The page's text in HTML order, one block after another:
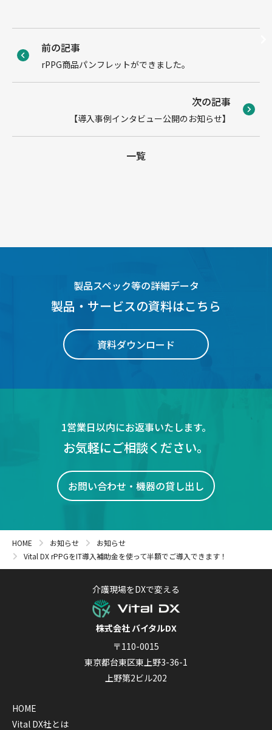
前の記事
rPPG商品パンフレットができました。
次の記事
【導入事例インタビュー公開のお知らせ】
一覧
製品スペック等の詳細データ
製品・サービスの資料はこちら
資料ダウンロード
1営業日以内にお返事いたします。
お気軽にご相談ください。
お問い合わせ・機器の貸し出し
HOME お知らせ
お知らせ
Vital DX rPPGをIT導入補助金を使って半額でご導入できます！
介護現場をDXで変える
株式会社 バイタルDX
〒110-0015
東京都台東区東上野3-36-1
上野第2ビル202
HOME
Vital DX社とは